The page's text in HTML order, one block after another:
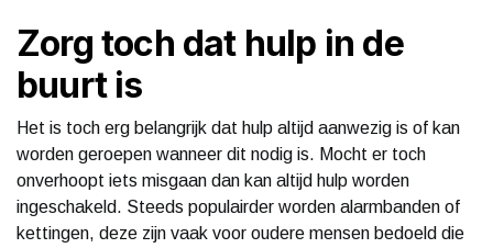
Zorg toch dat hulp in de
buurt is
Het is toch erg belangrijk dat hulp altijd aanwezig is of kan
worden geroepen wanneer dit nodig is. Mocht er toch
onverhoopt iets misgaan dan kan altijd hulp worden
ingeschakeld. Steeds populairder worden alarmbanden of
kettingen, deze zijn vaak voor oudere mensen bedoeld die